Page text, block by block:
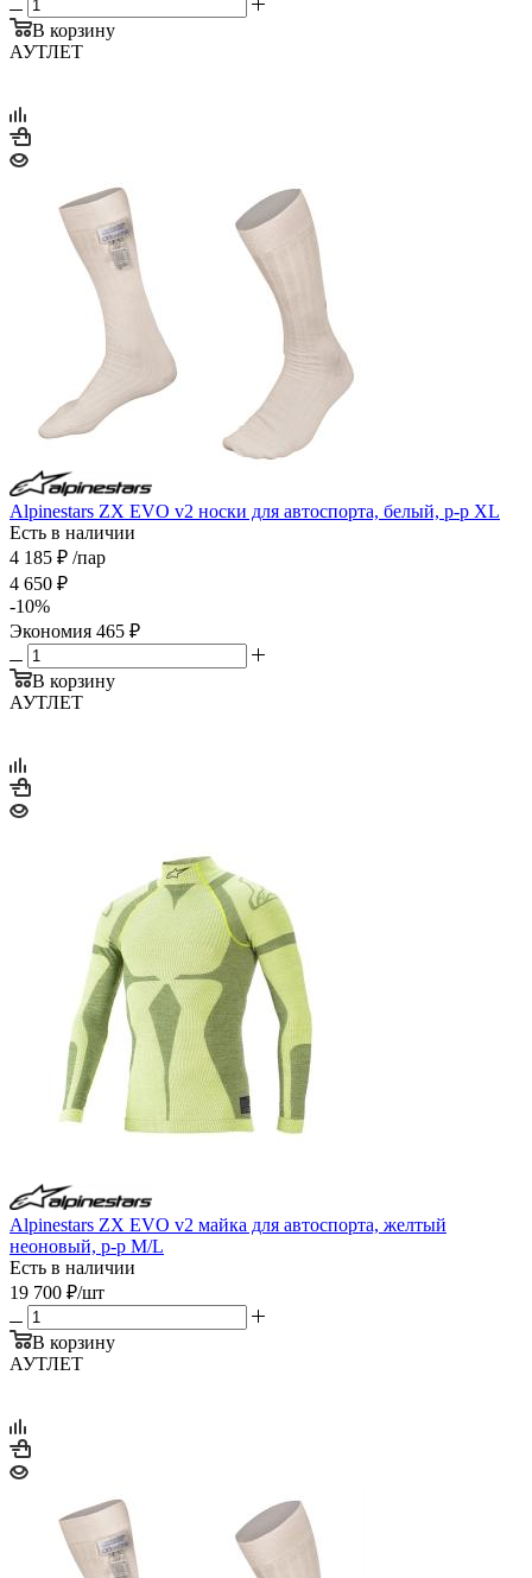
В корзину
АУТЛЕТ
Alpinestars ZX EVO v2 носки для автоспорта, белый, р-р XL
Есть в наличии
4 185 ₽ /пар
4 650 ₽
-10%
Экономия 465 ₽
В корзину
АУТЛЕТ
Alpinestars ZX EVO v2 майка для автоспорта, желтый
неоновый, р-р M/L
Есть в наличии
19 700 ₽/шт
В корзину
АУТЛЕТ